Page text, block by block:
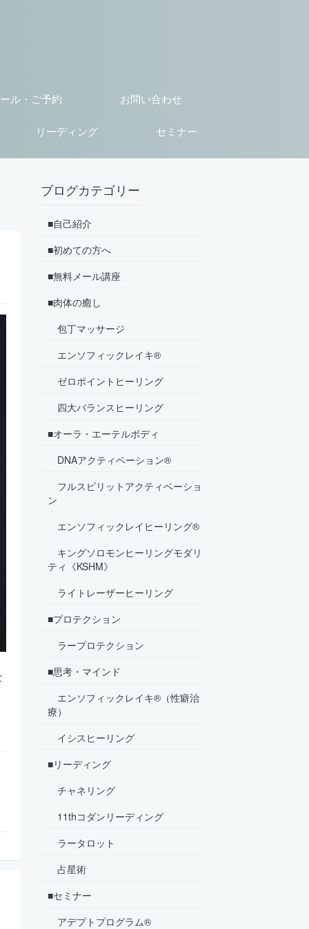
ル・ご予約 お問い合わせ
リーディング セミナー
ブログカテゴリー
■自己紹介
■初めての方へ
■無料メール講座
■肉体の癒し
包丁マッサージ
エンソフィックレイキ®
ゼロポイントヒーリング
四大バランスヒーリング
■オーラ・エーテルボディ
DNAアクティベーション®
フルスピリットアクティベーショ
ン
エンソフィックレイヒーリング®
キングソロモンヒーリングモダリ
ティ《KSHM》
ライトレーザーヒーリング
■プロテクション
ラープロテクション
■思考・マインド
エンソフィックレイキ®（性癖治
療）
イシスヒーリング
■リーディング
チャネリング
11thコダンリーディング
ラータロット
占星術
■セミナー
アデプトプログラム®